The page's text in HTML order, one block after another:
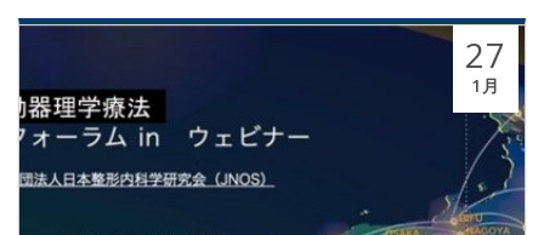
27
1月
ファシア（筋膜）が11/7（火）に「カズレーザーと学ぶ」
で放映されました。
最新のブログはこちら！ 2023年7月26日
銭田治療院千種駅前はマッサージ師募集中!!
2021年5